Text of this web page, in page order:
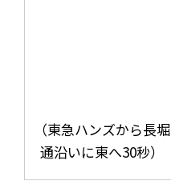
（東急ハンズから長堀
通沿いに東へ30秒）